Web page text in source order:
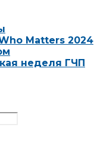
Matters 2024
неделя ГЧП